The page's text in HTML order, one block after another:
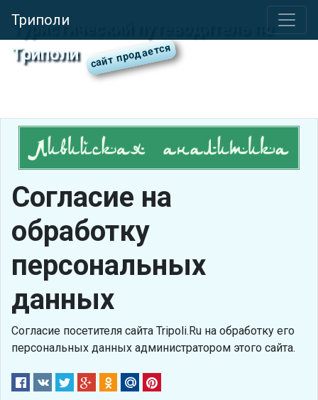
Триполи
Туристический путеводитель по
Триполи
Cогласие на
обработку
персональных
данных
Согласие посетителя сайта Tripoli.Ru на обработку его
персональных данных администратором этого сайта.